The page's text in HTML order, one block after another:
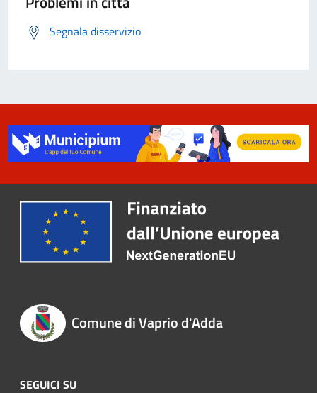
Segnala disservizio
Comune di Vaprio d'Adda
SEGUICI SU